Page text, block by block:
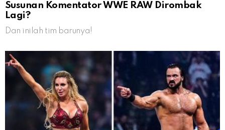
Susunan Komentator WWE RAW Dirombak
Lagi?
Dan inilah tim barunya!